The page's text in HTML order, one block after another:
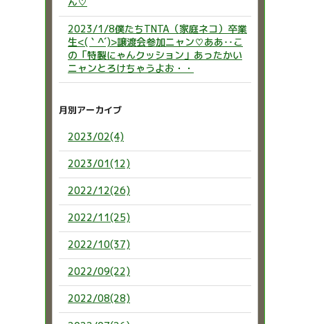
2023/1/8僕たちTNTA（家庭ネコ）卒業
生<(｀^´)>譲渡会参加ニャン♡ああ‥こ
の「特製にゃんクッション」あったかい
ニャンとろけちゃうよお・・
月別アーカイブ
2023/02(4)
2023/01(12)
2022/12(26)
2022/11(25)
2022/10(37)
2022/09(22)
2022/08(28)